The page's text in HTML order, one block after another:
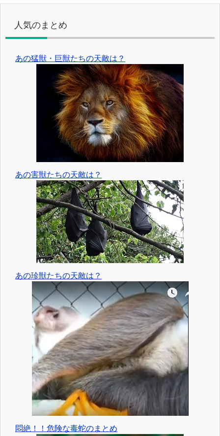
人気のまとめ
あの猛獣・巨獣たちの天敵は？
あの害獣たちの天敵は？
あの珍獣たちの天敵は？
悶絶！！危険な毒蛇のまとめ